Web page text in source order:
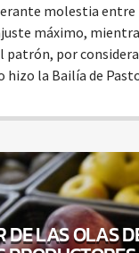
molestia
máximo,
patrón, por
hizo la Bailía de
DE LAS OLAS